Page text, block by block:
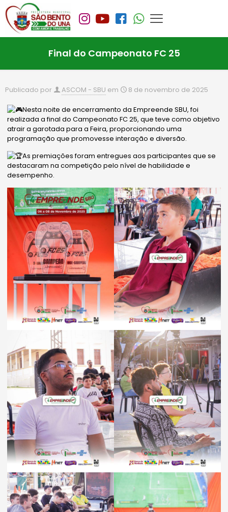
Final do Campeonato FC 25
Publicado por ASCOM - SBU em 8 de novembro de 2025
Nesta noite de encerramento da Empreende SBU, foi
realizada a final do Campeonato FC 25, que teve como objetivo
atrair a garotada para a Feira, proporcionando uma
programação que promovesse interação e diversão.
As premiações foram entregues aos participantes que se
destacaram na competição pelo nível de habilidade e
desempenho.